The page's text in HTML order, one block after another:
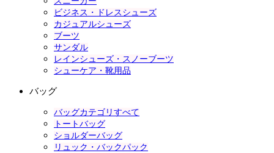
ビジネス・ドレスシューズ
カジュアルシューズ
ブーツ
サンダル
レインシューズ・スノーブーツ
シューケア・靴用品
バッグ
バッグカテゴリすべて
トートバッグ
ショルダーバッグ
リュック・バックパック